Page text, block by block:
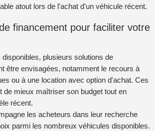
atout lors de l'achat d'un véhicule récent.
financement pour faciliter votre
plusieurs solutions de
être envisagées, notamment le recours à
ou à une location avec option d'achat. Ces
de mieux maîtriser son budget tout en
récent.
les acheteurs dans leur recherche
parmi les nombreux véhicules disponibles.